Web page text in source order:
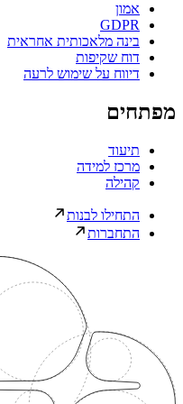
אמון
GDPR
בינה מלאכותית אחראית
דוח שקיפות
דיווח על שימוש לרעה
מפתחים
תיעוד
מרכז למידה
קהילה
התחילו לבנות
התחברות